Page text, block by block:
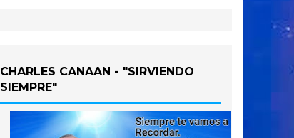
CHARLES CANAAN - "SIRVIENDO
SIEMPRE"